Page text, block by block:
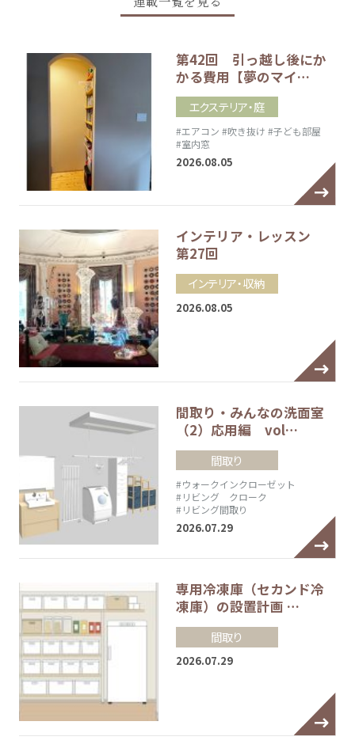
第42回 引っ越し後にか
かる費用【夢のマイ…
エクステリア・庭
#エアコン #吹き抜け #子ども部屋
#室内窓
2026.08.05
インテリア・レッスン
第27回
インテリア・収納
2026.08.05
間取り・みんなの洗面室
（2）応用編 vol…
間取り
#ウォークインクローゼット
#リビング クローク
#リビング間取り
2026.07.29
専用冷凍庫（セカンド冷
凍庫）の設置計画 …
間取り
2026.07.29